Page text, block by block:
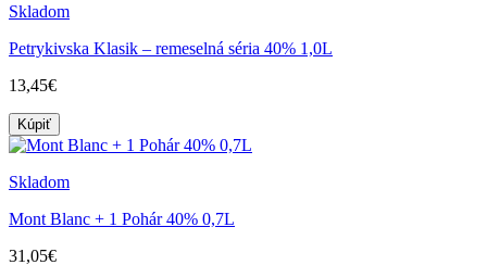
Skladom
Petrykivska Klasik – remeselná séria 40% 1,0L
13,45€
Kúpiť
Skladom
Mont Blanc + 1 Pohár 40% 0,7L
31,05€